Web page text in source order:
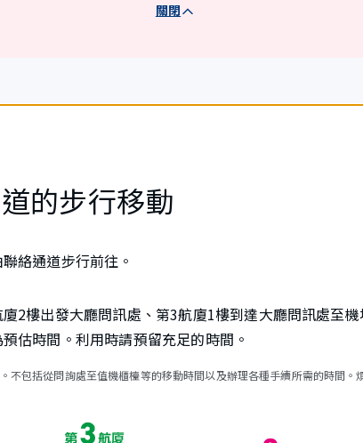
關閉
的步行移動
絡通道步行前往。
2樓出發大廳問訊處、第3航廈1樓到達大廳問訊處至
估時間。利用時請預留充足的時間。
不包括從問詢處至值機櫃檯等的移動時間以及辦理各種手續所需的時間。